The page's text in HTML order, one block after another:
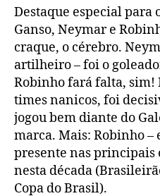
Destaque especial para
Ganso, Neymar e
craque, o cérebro.
artilheiro – foi o
Robinho fará falta, sim!
times nanicos, foi
jogou bem diante do
marca. Mais: Robinho –
presente nas principais
nesta década
Copa do Brasil).